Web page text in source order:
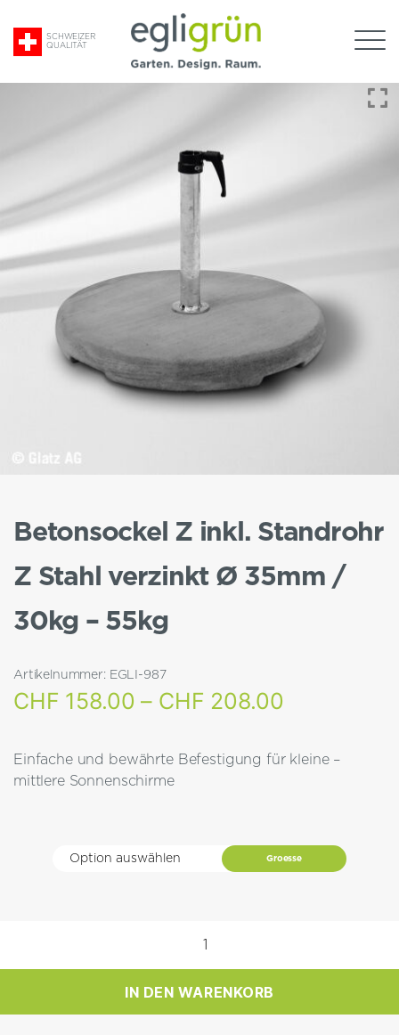
SCHWEIZER
QUALITÄT
Grün
Betonsockel Z inkl. Standrohr
Z Stahl verzinkt Ø 35mm /
30kg – 55kg
Artikelnummer: EGLI-987
CHF 158.00 – CHF 208.00
bis
Einfache und bewährte Befestigung für kleine –
mittlere Sonnenschirme
Groesse
inkl.
Z
IN DEN WARENKORB